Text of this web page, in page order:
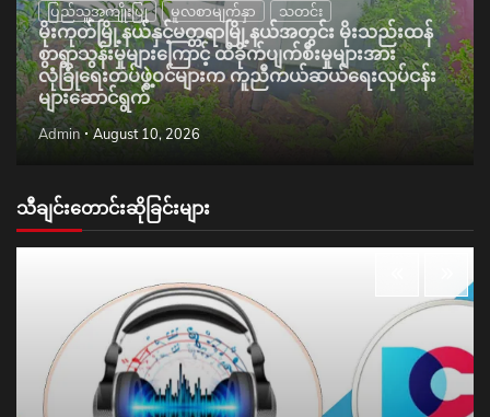
ပြည်သူ့အကျိုးပြု မူလစာမျက်နှာ သတင်း
မိုးကုတ်မြို့နယ်နှင့်မတ္တရာမြို့နယ်အတွင်း မိုးသည်းထန်
စွာရွာသွန်းမှုများကြောင့် ထိခိုက်ပျက်စီးမှုများအား
လုံခြုံရေးတပ်ဖွဲ့ဝင်များက ကူညီကယ်ဆယ်ရေးလုပ်ငန်း
များဆောင်ရွက်
Admin August 10, 2026
သီချင်းတောင်းဆိုခြင်းများ